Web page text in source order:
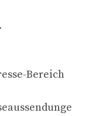
Bereich